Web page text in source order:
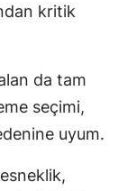
kritik
da tam
seçimi,
uyum.